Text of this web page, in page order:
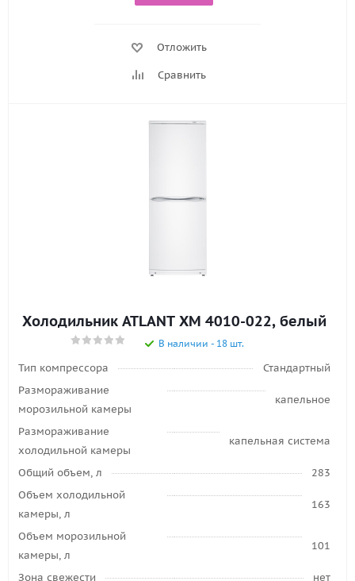
Отложить
Сравнить
Холодильник ATLANT ХМ 4010-022, белый
В наличии - 18 шт.
Тип компрессора
Стандартный
Размораживание
морозильной камеры
капельное
Размораживание
холодильной камеры
капельная система
Общий объем, л
283
Объем холодильной
камеры, л
163
Объем морозильной
камеры, л
101
Зона свежести нет